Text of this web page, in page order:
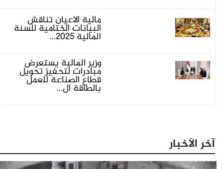
مالية الأعيان تناقش
البيانات الختامية للسنة
المالية 2025...
وزير المالية يستعرض
مبادرات لتحفيز تحويل
قطاع الصناعة للعمل
بالطاقة ال...
آخر الأخبار